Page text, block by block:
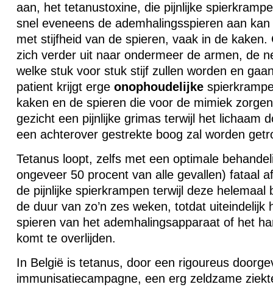
aan, het tetanustoxine, die pijnlijke
snel eveneens de ademhalingsspieren aan
met stijfheid van de spieren, vaak in de kaken.
zich verder uit naar ondermeer de armen, de
welke stuk voor stuk stijf zullen worden en
patient krijgt erge onophoudelijke
kaken en de spieren die voor de mimiek
gezicht een pijnlijke grimas terwijl het lichaam
een achterover gestrekte boog zal worden
Tetanus loopt, zelfs met een optimale
ongeveer 50 procent van alle gevallen) fataal
de pijnlijke spierkrampen terwijl deze helemaal
de duur van zo’n zes weken, totdat uiteindelijk
spieren van het ademhalingsapparaat of het
komt te overlijden.
In België is tetanus, door een rigoureus
immunisatiecampagne, een erg zeldzame